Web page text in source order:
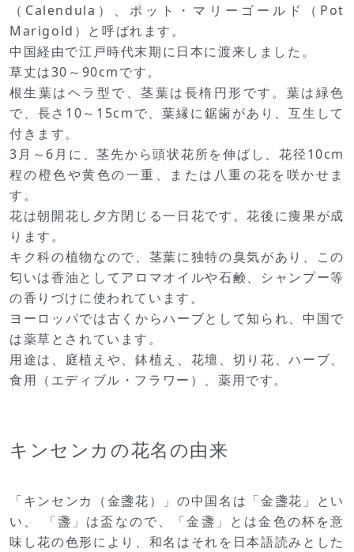
（Calendula）、ポット・マリーゴールド（Pot
Marigold）と呼ばれます。
中国経由で江戸時代末期に日本に渡来しました。
草丈は30～90cmです。
根生葉はヘラ型で、茎葉は長楕円形です。葉は緑色
で、長さ10～15cmで、葉縁に鋸歯があり、互生して
付きます。
3月～6月に、茎先から頭状花所を伸ばし、花径10cm
程の橙色や黄色の一重、または八重の花を咲かせま
す。
花は朝開花し夕方閉じる一日花です。花後に痩果が成
ります。
キク科の植物なので、茎葉に独特の臭気があり、この
匂いは香油としてアロマオイルや石鹸、シャンプー等
の香りづけに使われています。
ヨーロッパでは古くからハーブとして知られ、中国で
は薬草とされています。
用途は、庭植えや、鉢植え、花壇、切り花、ハーブ、
食用（エディブル・フラワー）、薬用です。
キンセンカの花名の由来
「キンセンカ（金盞花）」の中国名は「金盞花」とい
い、 「盞」は盃なので、「金盞」とは金色の杯を意
味し花の色形により、和名はそれを日本語読みとした